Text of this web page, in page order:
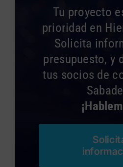
Tu proyecto
prioridad en
Solicita
presupuesto, y
tus socios de